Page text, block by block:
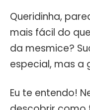
Queridinha,
mais fácil do
da mesmice?
especial, mas a
Eu te entendo!